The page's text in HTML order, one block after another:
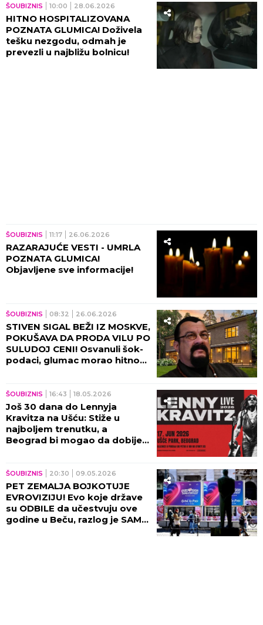
srcem (VIDEO)
ŠOUBIZNIS 10:00 28.06.2026
HITNO HOSPITALIZOVANA
POZNATA GLUMICA! Doživela
tešku nezgodu, odmah je
prevezli u najbližu bolnicu!
ŠOUBIZNIS 11:17 26.06.2026
RAZARAJUĆE VESTI - UMRLA
POZNATA GLUMICA!
Objavljene sve informacije!
ŠOUBIZNIS 08:32 26.06.2026
STIVEN SIGAL BEŽI IZ MOSKVE,
POKUŠAVA DA PRODA VILU PO
SULUDOJ CENI! Osvanuli šok-
podaci, glumac morao hitno
ŠOUBIZNIS 16:43 18.05.2026
Još 30 dana do Lennyja
Kravitza na Ušću: Stiže u
najboljem trenutku, a
Beograd bi mogao da dobije i
ŠOUBIZNIS 20:30 09.05.2026
PET ZEMALJA BOJKOTUJE
EVROVIZIJU! Evo koje države
su ODBILE da učestvuju ove
godine u Beču, razlog je SAMO